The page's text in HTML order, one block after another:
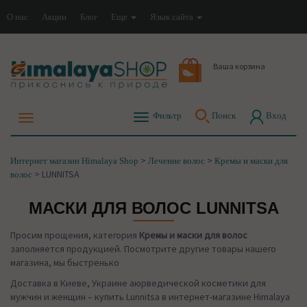
О нас Акции Блог Еще Язык сайта
Ваша корзина
Фильтр Поиск Вход
Интернет магазин Himalaya Shop > Лечение волос > Кремы и маски для
волос > LUNNITSA
МАСКИ ДЛЯ ВОЛОС LUNNITSA
Просим прощения, категория Кремы и маски для волос
заполняется продукцией. Посмотрите другие товары нашего
магазина, мы быстренько
Доставка в Киеве, Украине аюрведической косметики для
мужчин и женщин – купить Lunnitsa в интернет-магазине Himalaya